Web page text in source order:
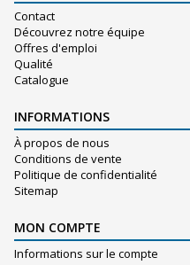
Contact
Découvrez notre équipe
Offres d'emploi
Qualité
Catalogue
INFORMATIONS
À propos de nous
Conditions de vente
Politique de confidentialité
Sitemap
MON COMPTE
Informations sur le compte